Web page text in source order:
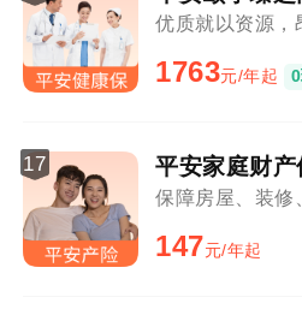
优质就以资源，
1763元/年起
17 平安家庭财产
保障房屋、装修
147元/年起